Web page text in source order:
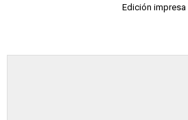
Edición impresa